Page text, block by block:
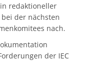
redaktioneller
der nächsten
nach.
der IEC